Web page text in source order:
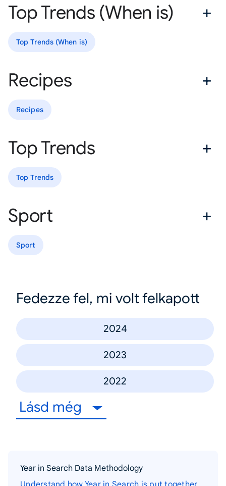
Top Trends (When is)
Top Trends (When is)
Recipes
Recipes
Top Trends
Top Trends
Sport
Sport
Fedezze fel, mi volt felkapott
2024
2023
2022
Lásd még
Year in Search Data Methodology